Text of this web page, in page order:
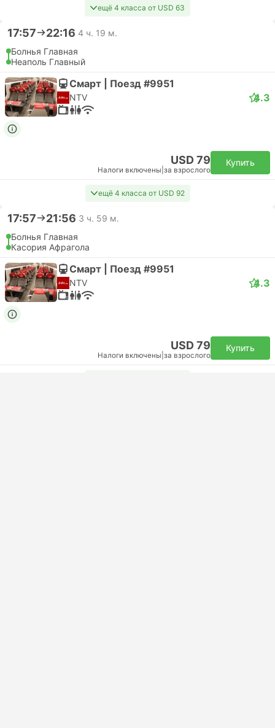
ещё 4 класса от USD 63
17:57 22:16 4 ч. 19 м.
Болнья Главная
Неаполь Главный
Смарт | Поезд #9951
NTV 4.3
USD 79
Налоги включены за взрослого
Купить
ещё 4 класса от USD 92
17:57 21:56 3 ч. 59 м.
Болнья Главная
Касория Афрагола
Смарт | Поезд #9951
NTV 4.3
USD 79
Налоги включены за взрослого
Купить